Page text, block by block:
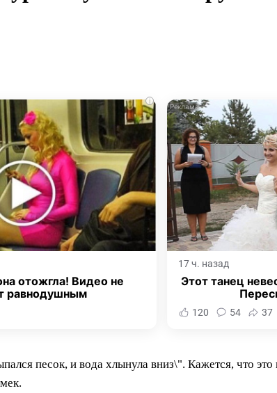
i
отожгла! Видео не
равнодушным
17 ч. назад
Этот танец
120 54 37
песок, и вода хлынула вниз\". Кажется, что